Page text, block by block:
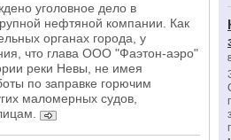
уголовное дело в
нефтяной компании. Как
органах города, у
что глава ООО "Фаэтон-аэро"
реки Невы, не имея
по заправке горючим
маломерных судов,